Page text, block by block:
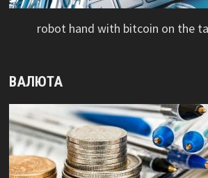
robot hand with bitcoin on the
ВАЛЮТА